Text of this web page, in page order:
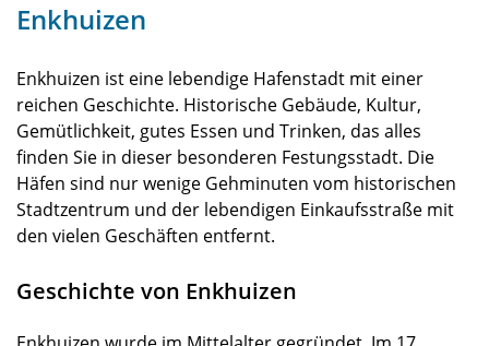
Enkhuizen
Enkhuizen ist eine lebendige Hafenstadt mit einer
reichen Geschichte. Historische Gebäude, Kultur,
Gemütlichkeit, gutes Essen und Trinken, das alles
finden Sie in dieser besonderen Festungsstadt. Die
Häfen sind nur wenige Gehminuten vom historischen
Stadtzentrum und der lebendigen Einkaufsstraße mit
den vielen Geschäften entfernt.
Geschichte von Enkhuizen